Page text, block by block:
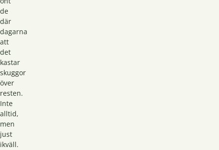
de
där
dagarna
att
det
kastar
skuggor
över
resten.
Inte
alltid,
men
just
ikväll.